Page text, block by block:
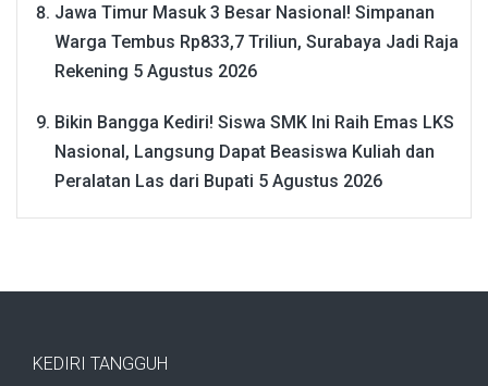
Jawa Timur Masuk 3 Besar Nasional! Simpanan
Warga Tembus Rp833,7 Triliun, Surabaya Jadi Raja
Rekening 5 Agustus 2026
Bikin Bangga Kediri! Siswa SMK Ini Raih Emas LKS
Nasional, Langsung Dapat Beasiswa Kuliah dan
Peralatan Las dari Bupati 5 Agustus 2026
KEDIRI TANGGUH